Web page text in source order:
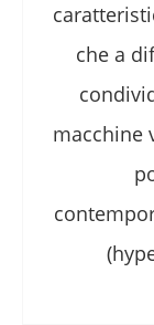
che a
macchine